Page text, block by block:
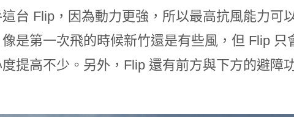
台 Flip，因為動力更強，所以最高抗風能力可
是第一次飛的時候新竹還是有些風，但 Flip
提高不少。另外，Flip 還有前方與下方的避障